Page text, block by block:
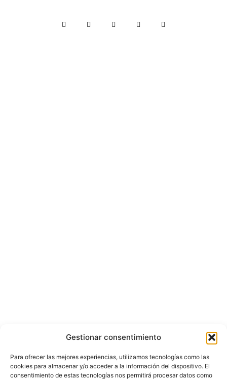
Gestionar consentimiento
Para ofrecer las mejores experiencias, utilizamos tecnologías como las
cookies para almacenar y/o acceder a la información del dispositivo. El
consentimiento de estas tecnologías nos permitirá procesar datos como